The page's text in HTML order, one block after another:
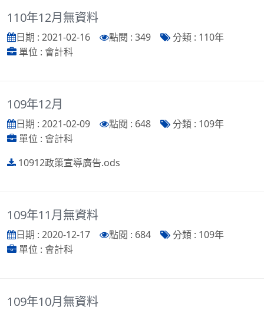
110年12月無資料
日期 : 2021-02-16 點閱 : 349
分類 : 110年
單位 : 會計科
109年12月
日期 : 2021-02-09 點閱 : 648
分類 : 109年
單位 : 會計科
10912政策宣導廣告.ods
109年11月無資料
日期 : 2020-12-17 點閱 : 684
分類 : 109年
單位 : 會計科
109年10月無資料